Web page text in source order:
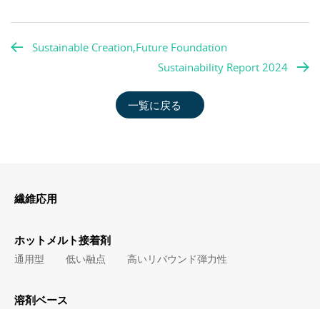
Sustainable Creation,Future Foundation
Sustainability Report 2024
一覧に戻る
繊維応用
ホットメルト接着剤
通用型 低い融点 高いリバウンド弾力性
溶剤ベース